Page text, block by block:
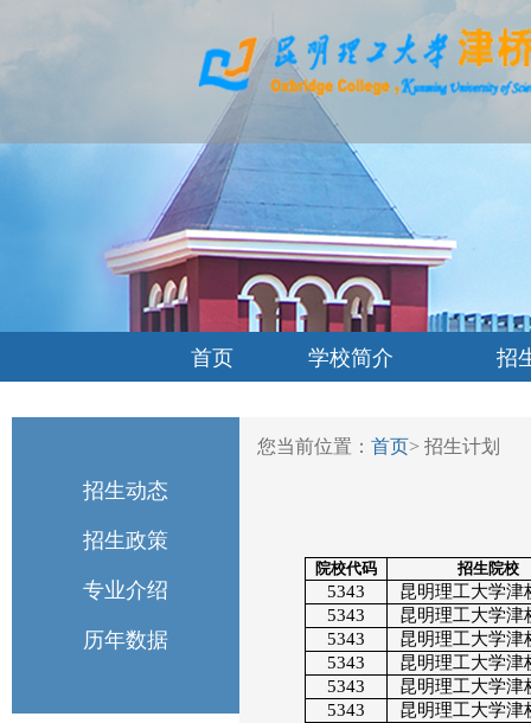
首页 学校简介 招
招生动态
招生政策
专业介绍
历年数据
您当前位置： 首页> 招生计划
院校代码 招生院校
5343
昆明理工大学津
5343
昆明理工大学津
5343
昆明理工大学津
5343
昆明理工大学津
5343
昆明理工大学津
5343
昆明理工大学津